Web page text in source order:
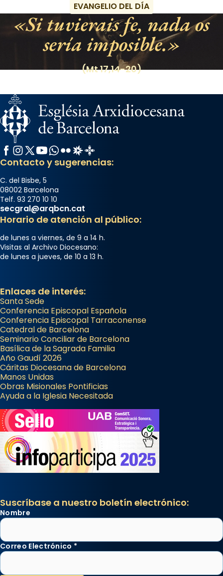
EVANGELIO DEL DÍA
Si tuvierais fe, nada os
sería imposible.
(Mt 17,14-20)
Facebook
Instagram
X / Twitter
YouTube
WhatsApp
FlickrRadio Estel
Catalunya Cristiana
Contacto y sugerencias:
C. del Bisbe, 5
08002 Barcelona
Telf. 93 270 10 10
secgral@arqbcn.cat
Horario de atención al público:
de lunes a viernes, de 9 a 14 h.
Visitas al Archivo Diocesano:
de lunes a jueves, de 10 a 13 h.
Enlaces de interés:
Santa Sede
Conferencia Episcopal Española
Conferencia Episcopal Tarraconense
Catedral de Barcelona
Seminario Conciliar de Barcelona
Basílica de la Sagrada Familia
Año Gaudí 2026
Cáritas Diocesana de Barcelona
Manos Unidas
Obras Misionales Pontificias
Ayuda a la Iglesia Necesitada
Suscríbase a nuestro boletín electrónico:
Nombre
Correo Electrónico *